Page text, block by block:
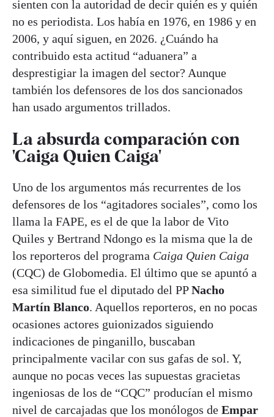
sienten con la autoridad de decir quién es y quién
no es periodista. Los había en 1976, en 1986 y en
2006, y aquí siguen, en 2026. ¿Cuándo ha
contribuido esta actitud “aduanera” a
desprestigiar la imagen del sector? Aunque
también los defensores de los dos sancionados
han usado argumentos trillados.
La absurda comparación con
'Caiga Quien Caiga'
Uno de los argumentos más recurrentes de los
defensores de los “agitadores sociales”, como los
llama la FAPE, es el de que la labor de Vito
Quiles y Bertrand Ndongo es la misma que la de
los reporteros del programa Caiga Quien Caiga
(CQC) de Globomedia. El último que se apuntó a
esa similitud fue el diputado del PPNacho
Martín Blanco. Aquellos reporteros, en no pocas
ocasiones actores guionizados siguiendo
indicaciones de pinganillo, buscaban
principalmente vacilar con sus gafas de sol. Y,
aunque no pocas veces las supuestas gracietas
ingeniosas de los de “CQC” producían el mismo
nivel de carcajadas que los monólogos de Empar